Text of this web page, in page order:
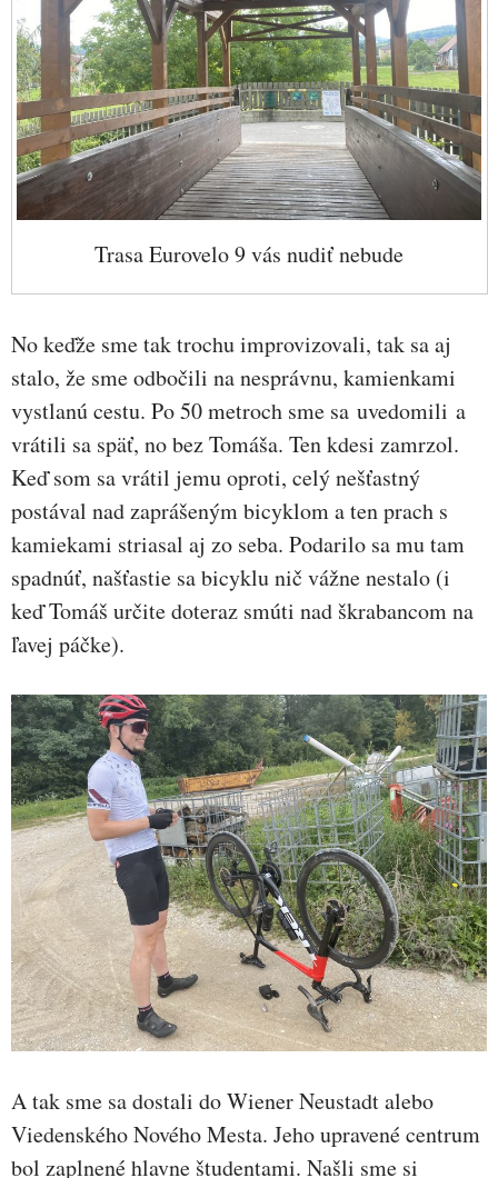
Trasa Eurovelo 9 vás nudiť nebude
No keďže sme tak trochu improvizovali, tak sa aj
stalo, že sme odbočili na nesprávnu, kamienkami
vystlanú cestu. Po 50 metroch sme sa uvedomili a
vrátili sa späť, no bez Tomáša. Ten kdesi zamrzol.
Keď som sa vrátil jemu oproti, celý nešťastný
postával nad zaprášeným bicyklom a ten prach s
kamiekami striasal aj zo seba. Podarilo sa mu tam
spadnúť, našťastie sa bicyklu nič vážne nestalo (i
keď Tomáš určite doteraz smúti nad škrabancom na
ľavej páčke).
A tak sme sa dostali do Wiener Neustadt alebo
Viedenského Nového Mesta. Jeho upravené centrum
bol zaplnené hlavne študentami. Našli sme si